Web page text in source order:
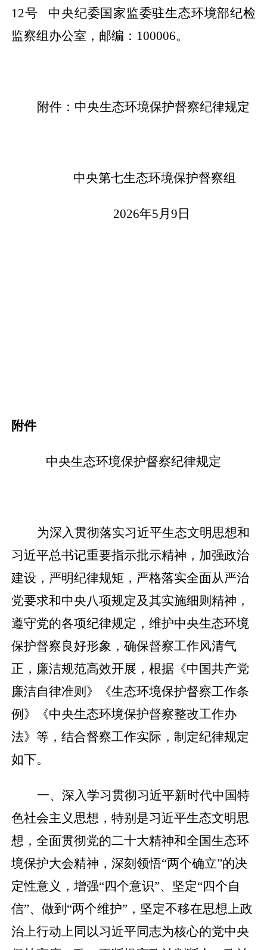
12号 中央纪委国家监委驻生态环境部纪检
监察组办公室，邮编：100006。
附件：中央生态环境保护督察纪律规定
中央第七生态环境保护督察组
2026年5月9日
附件
中央生态环境保护督察纪律规定
为深入贯彻落实习近平生态文明思想和
习近平总书记重要指示批示精神，加强政治
建设，严明纪律规矩，严格落实全面从严治
党要求和中央八项规定及其实施细则精神，
遵守党的各项纪律规定，维护中央生态环境
保护督察良好形象，确保督察工作风清气
正，廉洁规范高效开展，根据《中国共产党
廉洁自律准则》《生态环境保护督察工作条
例》《中央生态环境保护督察整改工作办
法》等，结合督察工作实际，制定纪律规定
如下。
一、深入学习贯彻习近平新时代中国特
色社会主义思想，特别是习近平生态文明思
想，全面贯彻党的二十大精神和全国生态环
境保护大会精神，深刻领悟“两个确立”的决
定性意义，增强“四个意识”、坚定“四个自
信”、做到“两个维护”，坚定不移在思想上政
治上行动上同以习近平同志为核心的党中央